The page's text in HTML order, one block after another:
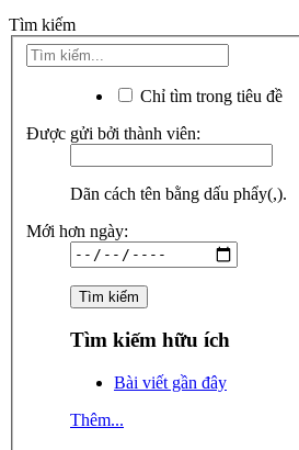
Tìm kiếm
Chỉ tìm trong tiêu đề
Được gửi bởi thành viên:
Dãn cách tên bằng dấu phẩy(,).
Mới hơn ngày:
Tìm kiếm hữu ích
Bài viết gần đây
Thêm...